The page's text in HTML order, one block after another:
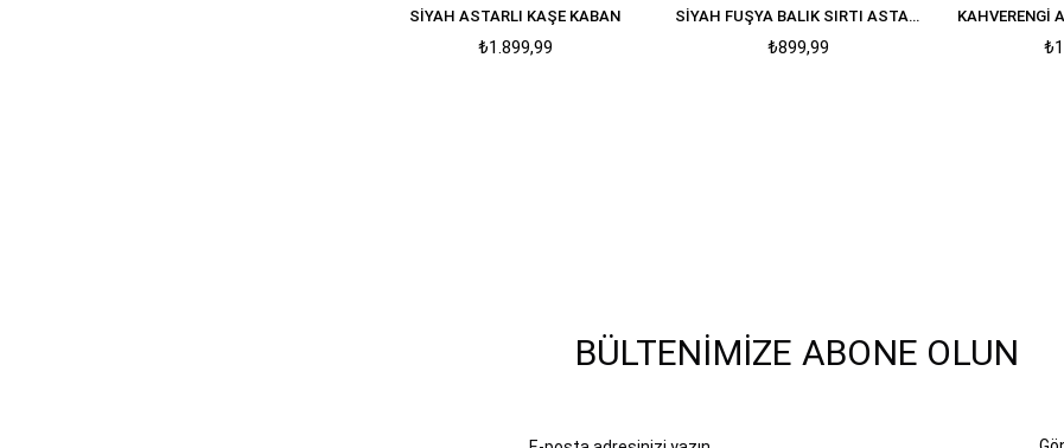
SIYAH ASTARLI KAŞE KABAN
₺1.899,99
SIYAH FUŞYA BALIK SIRTI ASTARLI OVERSIZE KAŞE KABAN
₺899,99
BÜLTENIMIZE ABONE OLUN